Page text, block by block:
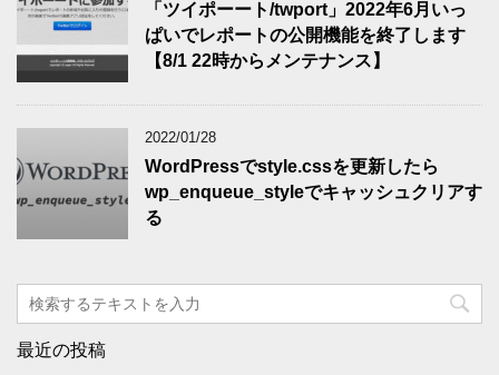
「ツイポーート/twport」2022年6月いっ
ぱいでレポートの公開機能を終了します
【8/1 22時からメンテナンス】
2022/01/28
WordPressでstyle.cssを更新したら
wp_enqueue_styleでキャッシュクリアす
る
最近の投稿